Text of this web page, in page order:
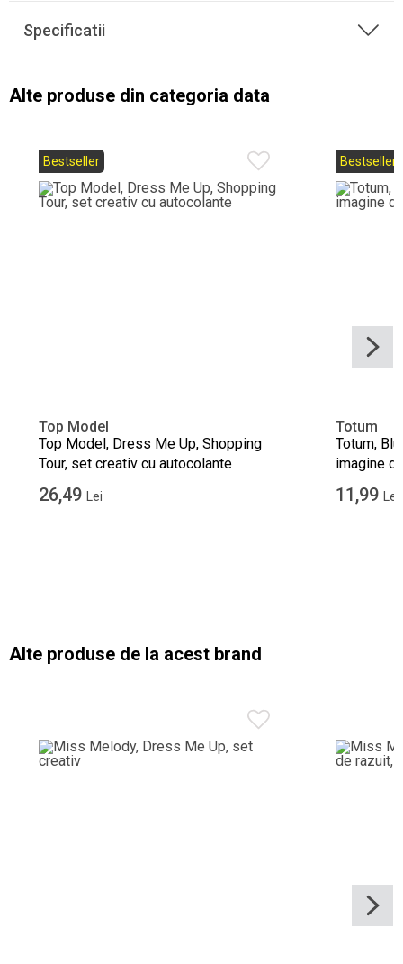
Specificatii
Alte produse din categoria data
Bestseller
Top Model
Top Model, Dress Me Up, Shopping
Tour, set creativ cu autocolante
26,49 Lei
Bestseller
Totum
Totum,
imagine
11,99 Lei
Alte produse de la acest brand